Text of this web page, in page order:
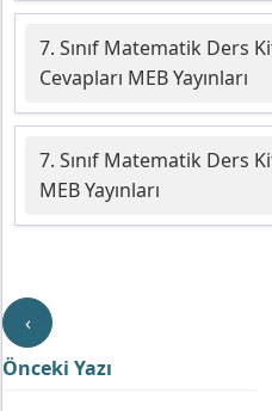
7. Sınıf Matematik Ders
Cevapları MEB Yayınları
7. Sınıf Matematik Ders
MEB Yayınları
‹
Önceki Yazı